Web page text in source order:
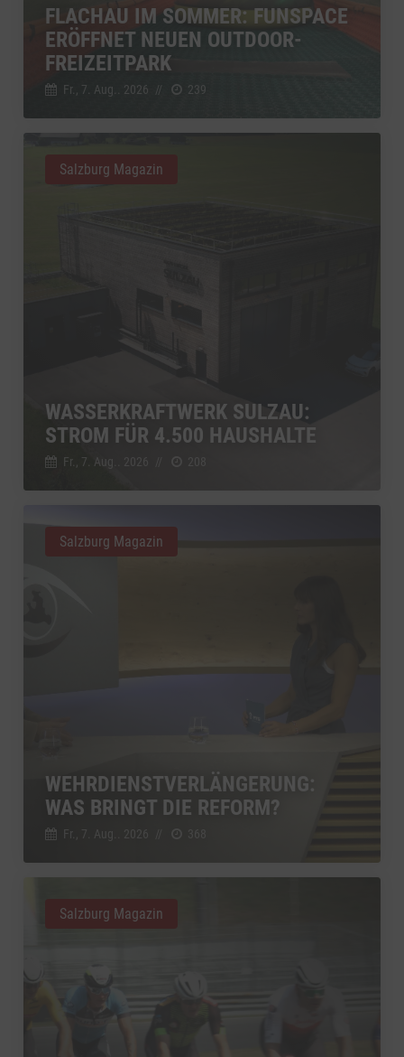
FLACHAU IM SOMMER: FUNSPACE
ERÖFFNET NEUEN OUTDOOR-
FREIZEITPARK
Fr., 7. Aug.. 2026 // 239
WASSERKRAFTWERK SULZAU:
STROM FÜR 4.500 HAUSHALTE
Fr., 7. Aug.. 2026
Salzburg Magazin
WEHRDIENSTVERLÄNGERUNG:
WAS BRINGT DIE REFORM?
Fr., 7. Aug.. 2026
Salzburg Magazin
Salzburg Magazin